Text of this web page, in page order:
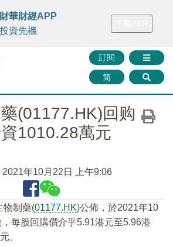
FINMETA 財華證券 媒體矩陣
訂閱
简
華財經APP
資先機
(01177.HK)回购
1010.28萬元
2021年10月22日 上午9:06
物制藥(01177.HK)公佈，於2021年10
每股回購價介乎5.91港元至5.96港
。